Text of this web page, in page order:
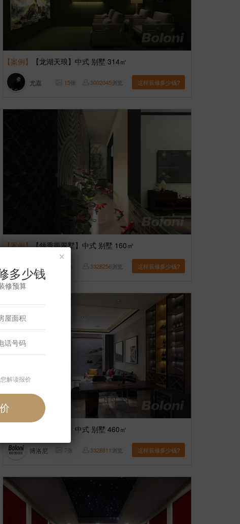
【案例】 【龙湖天琅】中式 别墅 314㎡
尤嘉 15张 3002045浏览 这样装修多少钱?
【案例】【领秀翡翠墅】中式 别墅 160㎡
3328256浏览 这样装修多少钱?
【燕西华府】中式 别墅 460㎡
博洛尼 7张 3328811浏览 这样装修多少钱?
×
多少钱
修预算
解读报价